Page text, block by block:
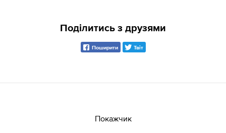
Поділитись з друзями
Поширити Твіт
Покажчик